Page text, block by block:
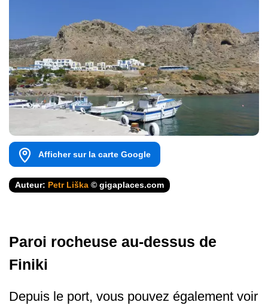
Afficher sur la carte Google
Auteur: Petr Liška © gigaplaces.com
Paroi rocheuse au-dessus de
Finiki
Depuis le port, vous pouvez également voir